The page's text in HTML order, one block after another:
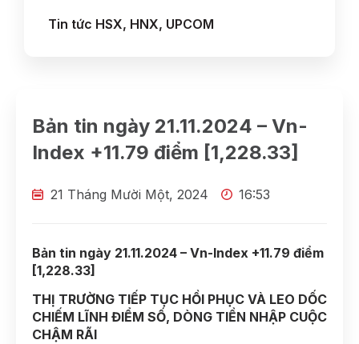
Tin tức HSX, HNX, UPCOM
Bản tin ngày 21.11.2024 – Vn-
Index +11.79 điểm [1,228.33]
21 Tháng Mười Một, 2024 16:53
Bản tin ngày 21.11.2024 – Vn-Index +11.79 điểm
[1,228.33]
THỊ TRƯỜNG TIẾP TỤC HỒI PHỤC VÀ LEO DỐC
CHIẾM LĨNH ĐIỂM SỐ, DÒNG TIỀN NHẬP CUỘC
CHẬM RÃI